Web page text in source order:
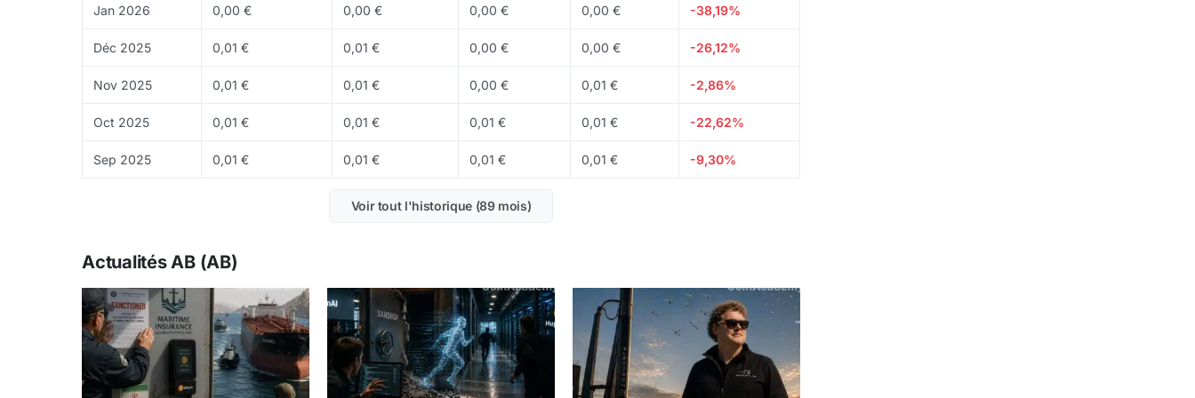
produit et la capacite du reseau a trouver une vraie traction face a une concurrence structurellement forte.
Ce contenu ne constitue pas un conseil en investissement.
Jan 2026 0,00 € 0,00 € 0,00 € 0,00 € -38,19%
Déc 2025 0,01 € 0,01 € 0,00 € 0,00 € -26,12%
Nov 2025 0,01 € 0,01 € 0,00 € 0,01 € -2,86%
Oct 2025 0,01 € 0,01 € 0,01 € 0,01 € -22,62%
Sep 2025 0,01 € 0,01 € 0,01 € 0,01 € -9,30%
Voir tout l'historique (89 mois)
Actualités AB (AB)